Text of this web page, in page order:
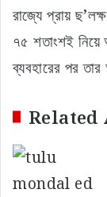
রাজ্যে প্রায়
৭৫ শতাংশই নিয়ে
ব্যবহারের পর